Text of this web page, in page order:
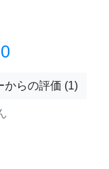
0
からの評価 (1)